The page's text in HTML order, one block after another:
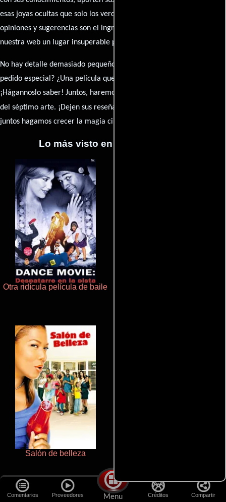
Comentarios Proveedores Menu Créditos Compartir
esas joyas ocultas que solo los verdaderos fanáticos conocen. Sus
opiniones y sugerencias son el ingrediente secreto que hará de
nuestra web un lugar insuperable para los amantes del celuloide.
No hay detalle demasiado pequeño ni opinión insignificante. ¿Algún
pedido especial? ¿Una película que sueñas con ver reseñada?
¡Hágannoslo saber! Juntos, haremos de esta comunidad el epicentro
del séptimo arte. ¡Dejen sus reseña en la
juntos hagamos crecer la magia cinematográfica!
Lo más visto en Cineyseries.net
Otra ridícula película de baile
Salón de belleza